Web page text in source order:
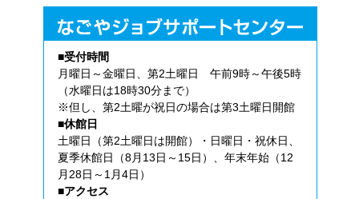
■受付時間
月曜日～金曜日、第2土曜日 午前9時～午後5時
（水曜日は18時30分まで）
※但し、第2土曜が祝日の場合は第3土曜日開館
■休館日
土曜日（第2土曜日は開館）・日曜日・祝休日、
夏季休館日（8月13日～15日）、年末年始（12
月28日～1月4日）
■アクセス